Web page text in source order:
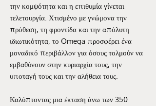
την κομψότητα και η επιθυμία γίνεται
τελετουργία. Χτισμένο με γνώμονα την
πρόθεση, τη φροντίδα και την απόλυτη
ιδιωτικότητα, το Omega προσφέρει ένα
μοναδικό περιβάλλον για όσους τολμούν να
εμβαθύνουν στην κυριαρχία τους, την
υποταγή τους και την αλήθεια τους.
Καλύπτοντας μια έκταση άνω των 350